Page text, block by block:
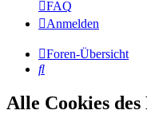
FAQ
Anmelden
Foren-Übersicht
Suche
Alle Cookies des